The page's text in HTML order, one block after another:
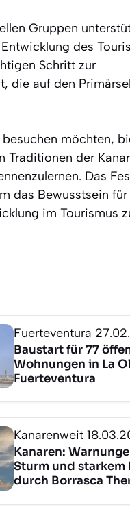
Gruppen
des
Schritt zur
die auf den
möchten,
Traditionen der
Das
das Bewusstsein
im Tourismus
Fuerteventura
Baustart für 77
Wohnungen in La
Fuerteventura
Kanarenweit
Kanaren:
Sturm und starkem
durch Borrasca